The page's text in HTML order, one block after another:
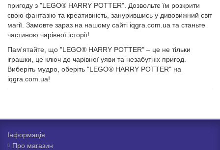
пригоду з "LEGO® HARRY POTTER". Дозвольте їм розкрити
свою фантазію та креативність, занурившись у дивовижний світ
магії. Замовте зараз на нашому сайті iqgra.com.ua та станьте
частиною чарівної історії!
Пам'ятайте, що "LEGO® HARRY POTTER" – це не тільки
іграшки, це ключ до чарівної уяви та незабутніх пригод.
Виберіть мудро, оберіть "LEGO® HARRY POTTER" на
iqgra.com.ua!
Інформація
Про магазин